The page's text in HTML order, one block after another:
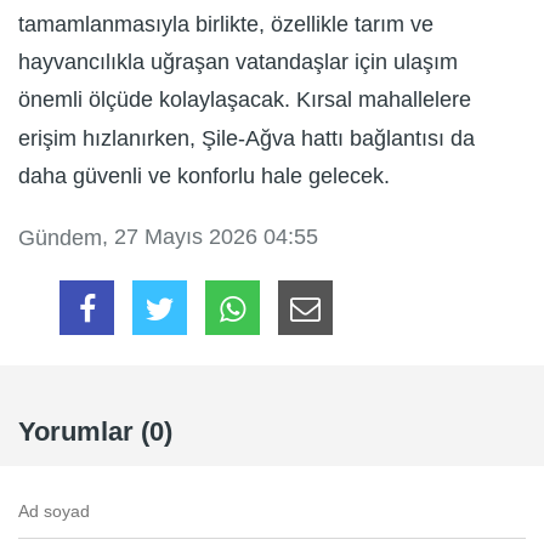
tamamlanmasıyla birlikte, özellikle tarım ve
hayvancılıkla uğraşan vatandaşlar için ulaşım
önemli ölçüde kolaylaşacak. Kırsal mahallelere
erişim hızlanırken, Şile-Ağva hattı bağlantısı da
daha güvenli ve konforlu hale gelecek.
Gündem, 27 Mayıs 2026 04:55
Yorumlar (0)